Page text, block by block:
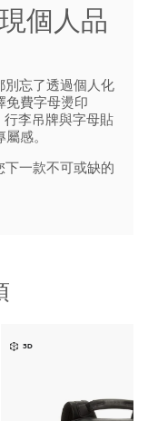
個人品
別忘了透過個人化
免費字母燙印
行李吊牌與字母貼
感。
下一款不可或缺的
3D